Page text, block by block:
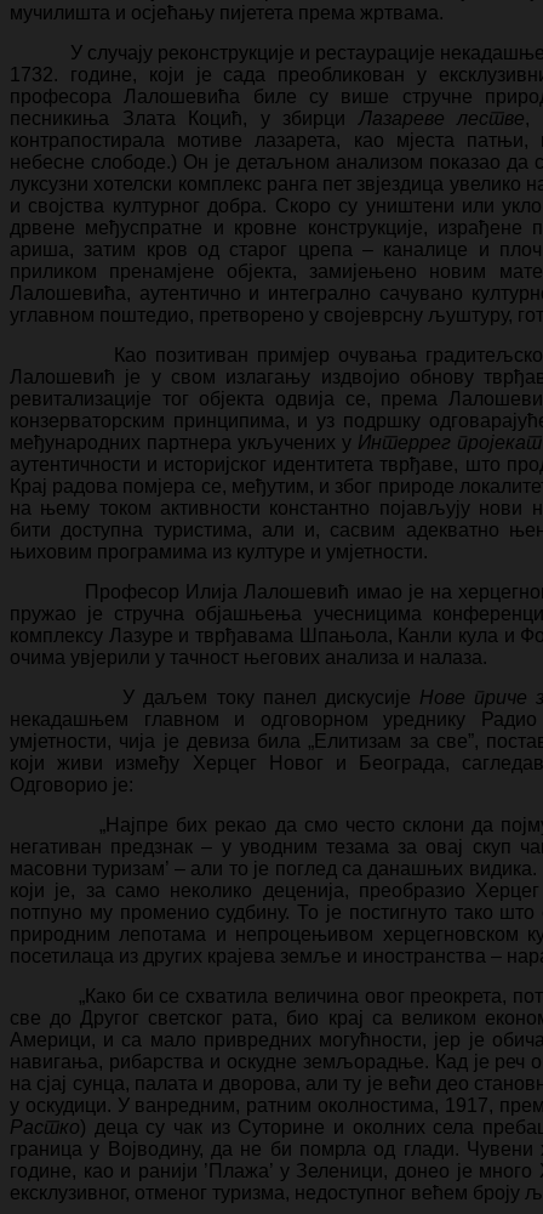
мучилишта и осјећању пијетета према жртвама.
У случају реконструкције и рестаурације
1732. године, који је сада преобликован у
професора Лалошевића биле су више стручне
песникиња Злата Коцић, у збирци Лазареве лестве,
контрапостирала мотиве лазарета, као мјеста
небесне слободе.) Он је детаљном анализом показао да
луксузни хотелски комплекс ранга пет звјездица
и својства културног добра. Скоро су уништени или
дрвене међуспратне и кровне конструкције, израђене
ариша, затим кров од старог црепа – каналице и
приликом пренамјене објекта, замијењено новим
Лалошевића, аутентично и интегрално сачувано
углавном поштедио, претворено у својеврсну љуштуру,
Као позитиван примјер очувања градитељског
Лалошевић је у свом излагању издвојио обнову
ревитализације тог објекта одвија се, према
конзерваторским принципима, и уз подршку
међународних партнера укључених у Интеррег пројекат
аутентичности и историјског идентитета тврђаве, што
Крај радова помјера се, међутим, и због природе
на њему током активности константно појављују
бити доступна туристима, али и, сасвим адекватно
њиховим програмима из културе и умјетности.
Професор Илија Лалошевић имао је на
пружао је стручна објашњења учесницима
комплексу Лазуре и тврђавама Шпањола, Канли кула и
очима увјерили у тачност његових анализа и налаза.
У даљем току панел дискусије Нове приче
некадашњем главном и одговорном уреднику
умјетности, чија је девиза била „Елитизам за све”,
који живи између Херцег Новог и Београда,
Одговорио је:
„Најпре бих рекао да смо често склони да појму
негативан предзнак – у уводним тезама за овај скуп
масовни туризам’ – али то је поглед са данашњих
који је, за само неколико деценија, преобразио
потпуно му променио судбину. То је постигнуто тако
природним лепотама и непроцењивом херцегновском
посетилаца из других крајева земље и иностранства –
„Како би се схватила величина овог преокрета,
све до Другог светског рата, био крај са великом
Америци, и са мало привредних могућности, јер је
навигања, рибарства и оскудне земљорадње. Кад је
на сјај сунца, палата и дворова, али ту је већи део
у оскудици. У ванредним, ратним околностима, 1917,
Растко) деца су чак из Суторине и околних села
граница у Војводину, да не би помрла од глади. Чувени
године, као и ранији ’Плажа’ у Зеленици, донео је
ексклузивног, отменог туризма, недоступног већем броју